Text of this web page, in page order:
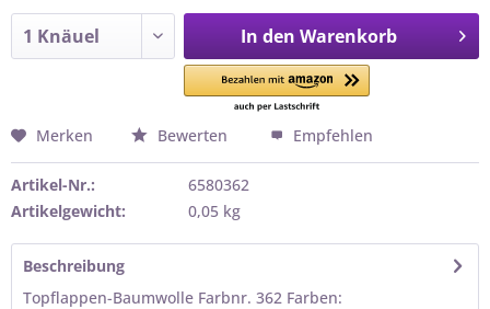
In den Warenkorb
Merken Bewerten Empfehlen
Artikel-Nr.:
6580362
Artikelgewicht:
0,05 kg
Beschreibung
Topflappen-Baumwolle Farbnr. 362 Farben: